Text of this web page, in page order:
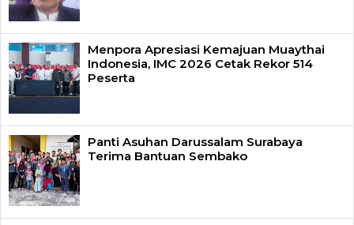
Menpora Apresiasi Kemajuan Muaythai
Indonesia, IMC 2026 Cetak Rekor 514
Peserta
Panti Asuhan Darussalam Surabaya
Terima Bantuan Sembako